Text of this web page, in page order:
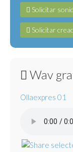
Solicitar
Solicitar
Wav
Ollaexpres 01